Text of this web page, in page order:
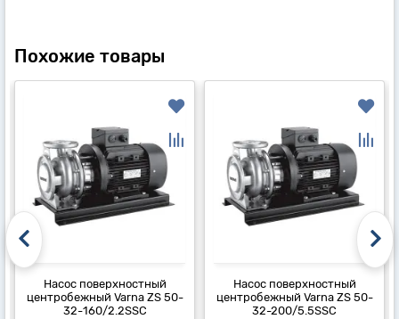
Похожие товары
Насос поверхностный
центробежный Varna ZS 50-
32-160/2.2SSC
Насос поверхностный
центробежный Varna ZS 50-
32-200/5.5SSC